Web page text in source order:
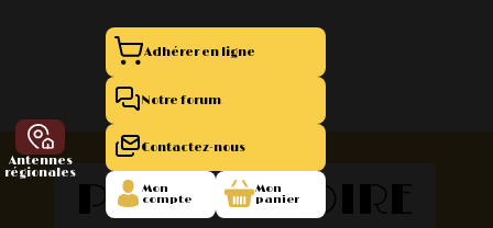
Antennes
régionales
Adhérer en ligne
Notre forum
Contactez-nous
Mon
compte
Mon
panier
PAYS-DE-LOIRE